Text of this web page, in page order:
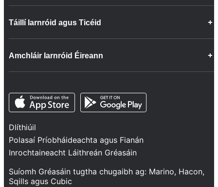
Faisnéis faoin gCuideachta
Cairt Phaisinéirí
Ceisteanna Coitianta
Ráiteas Líonra
Sábháilteacht agus Slándáil
Seirbhísí
Feidhmíocht dTraenacha
Táillí Iarnróid agus Ticéid
Déan teagmháil linn
Inrochtaineacht ar Bord ár dTraenacha
Amchláir Iarnróid Éireann
Lean sinn
Opens in a new tab Opens in a new tab
Dlíthiúil
Polasaí Príobháideachta agus Fianán
Inrochtaineacht Láithreán Gréasáin
Suíomh Gréasáin tugtha chugaibh ag: Marino, Hacon,
Sqills agus Cubic